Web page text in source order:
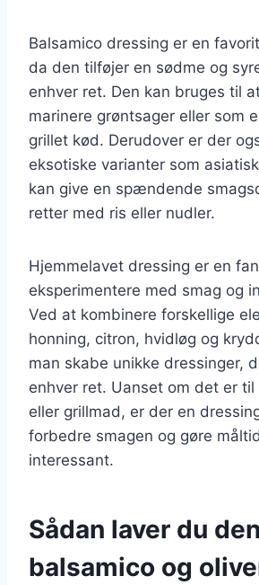
Balsamico dressing er en
da den tilføjer en sødme og
enhver ret. Den kan bruges til
marinere grøntsager eller som
grillet kød. Derudover er der
eksotiske varianter som
kan give en spændende
retter med ris eller nudler.
Hjemmelavet dressing er en
eksperimentere med smag og
Ved at kombinere forskellige
honning, citron, hvidløg og
man skabe unikke dressinger,
enhver ret. Uanset om det er til
eller grillmad, er der en
forbedre smagen og gøre
interessant.
Sådan laver du
balsamico og